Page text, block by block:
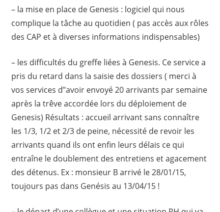
– la mise en place de Genesis : logiciel qui nous
complique la tâche au quotidien ( pas accès aux rôles
des CAP et à diverses informations indispensables)
– les difficultés du greffe liées à Genesis. Ce service a
pris du retard dans la saisie des dossiers ( merci à
vos services d’’avoir envoyé 20 arrivants par semaine
après la trêve accordée lors du déploiement de
Genesis) Résultats : accueil arrivant sans connaître
les 1/3, 1/2 et 2/3 de peine, nécessité de revoir les
arrivants quand ils ont enfin leurs délais ce qui
entraîne le doublement des entretiens et agacement
des détenus. Ex : monsieur B arrivé le 28/01/15,
toujours pas dans Genésis au 13/04/15 !